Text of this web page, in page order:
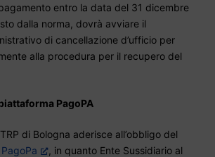
entro la data del 31 dicembre
dalla norma, dovrà avviare il
di cancellazione d’ufficio per
alla procedura per il recupero del
PagoPA
di Bologna aderisce all’obbligo del
PagoPa
, in quanto Ente Sussidiario al